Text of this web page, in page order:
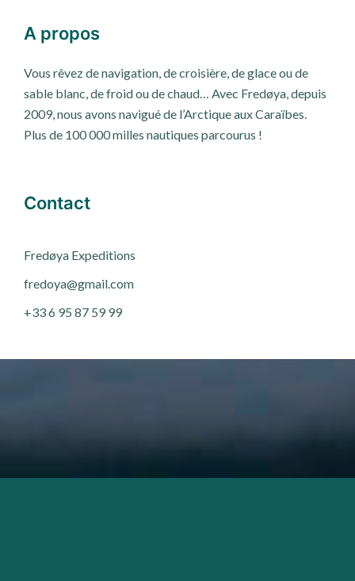
A propos
Vous rêvez de navigation, de croisière, de glace ou de
sable blanc, de froid ou de chaud… Avec Fredøya, depuis
2009, nous avons navigué de l’Arctique aux Caraïbes.
Plus de 100 000 milles nautiques parcourus !
Contact
Fredøya Expeditions
fredoya@gmail.com
+33 6 95 87 59 99